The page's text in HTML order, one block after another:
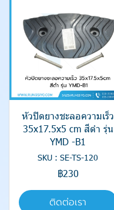
หัวปิดยางชะลอความเร็ว
35x17.5x5 cm สีดำ รุ่น
YMD -B1
SKU : SE-TS-120
฿230
ติดต่อเรา